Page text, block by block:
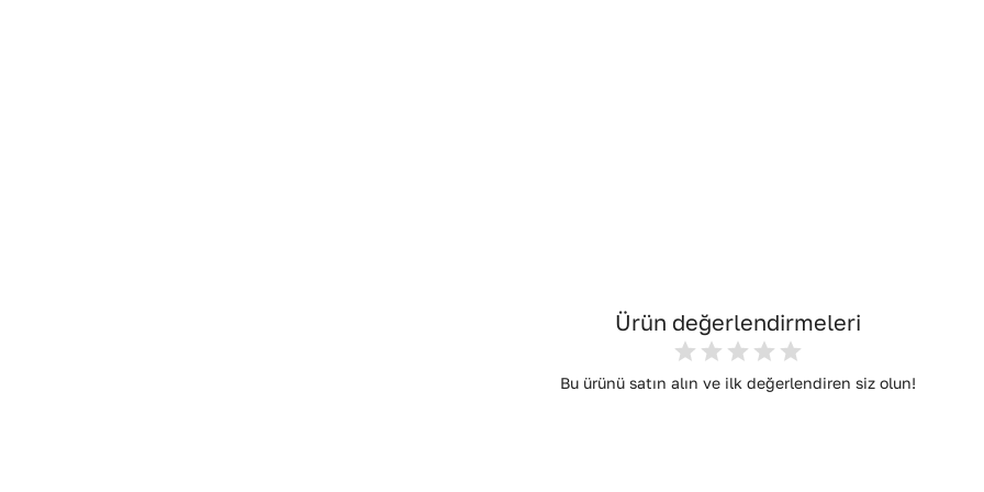
Ürün değerlendirmeleri
Bu ürünü satın alın ve ilk değerlendiren siz olun!